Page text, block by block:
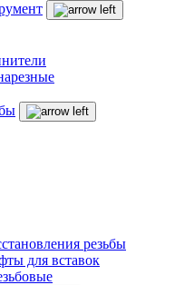
резьбы
для вставок